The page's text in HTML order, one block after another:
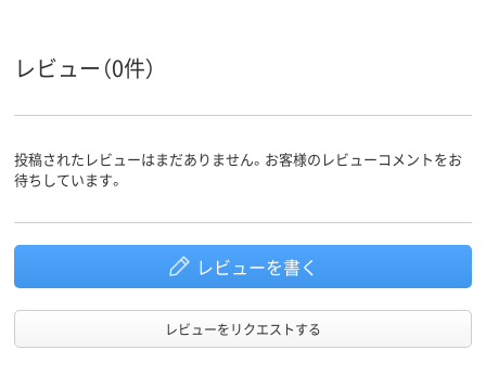
商品環境
スコア
60
レビュー（0件）
投稿されたレビューはまだありません。お客様のレビューコメントをお
待ちしています。
レビューを書く
レビューをリクエストする